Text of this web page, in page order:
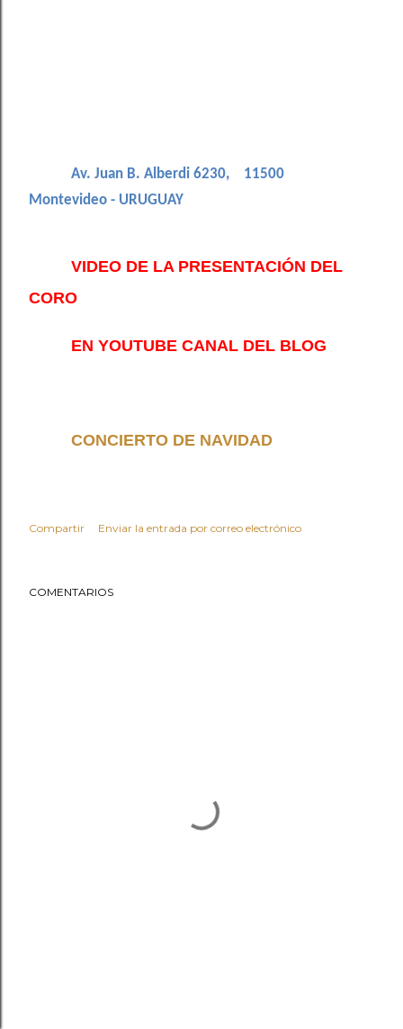
Av. Juan B. Alberdi 6230,
11500
Montevideo - URUGUAY
VIDEO DE LA PRESENTACIÓN DEL
CORO
EN YOUTUBE CANAL DEL BLOG
CONCIERTO DE NAVIDAD
Compartir Enviar la entrada por correo electrónico
COMENTARIOS